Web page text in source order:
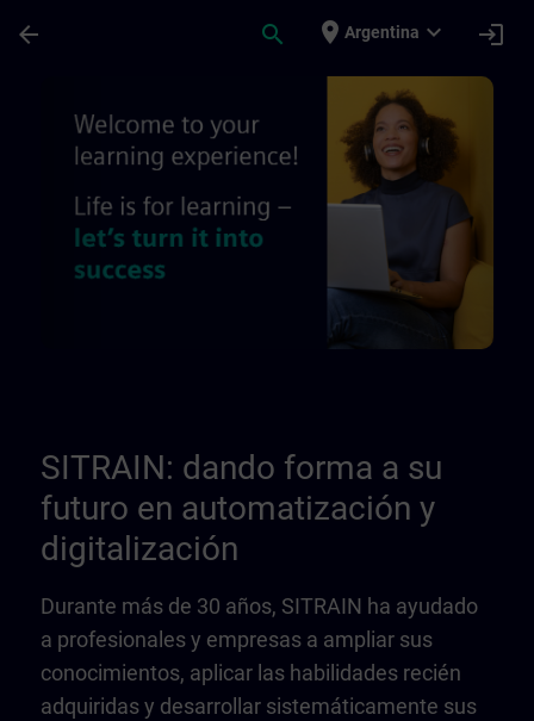
arrow_back search place Argentina expand_more login
Quiénes somos - Páginas de
SITRAIN: dando forma a su
futuro en automatización y
digitalización
Durante más de 30 años, SITRAIN ha ayudado
a profesionales y empresas a ampliar sus
conocimientos, aplicar las habilidades recién
adquiridas y desarrollar sistemáticamente sus